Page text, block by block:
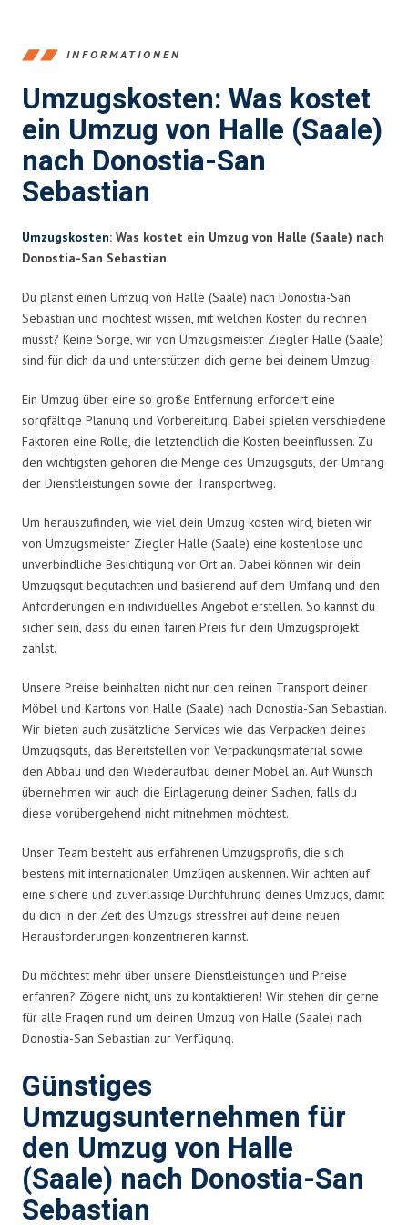
INFORMATIONEN
Umzugskosten: Was kostet
ein Umzug von Halle (Saale)
nach Donostia-San
Sebastian
Umzugskosten: Was kostet ein Umzug von Halle (Saale) nach
Donostia-San Sebastian
Du planst einen Umzug von Halle (Saale) nach Donostia-San
Sebastian und möchtest wissen, mit welchen Kosten du rechnen
musst? Keine Sorge, wir von Umzugsmeister Ziegler Halle (Saale)
sind für dich da und unterstützen dich gerne bei deinem Umzug!
Ein Umzug über eine so große Entfernung erfordert eine
sorgfältige Planung und Vorbereitung. Dabei spielen verschiedene
Faktoren eine Rolle, die letztendlich die Kosten beeinflussen. Zu
den wichtigsten gehören die Menge des Umzugsguts, der Umfang
der Dienstleistungen sowie der Transportweg.
Um herauszufinden, wie viel dein Umzug kosten wird, bieten wir
von Umzugsmeister Ziegler Halle (Saale) eine kostenlose und
unverbindliche Besichtigung vor Ort an. Dabei können wir dein
Umzugsgut begutachten und basierend auf dem Umfang und den
Anforderungen ein individuelles Angebot erstellen. So kannst du
sicher sein, dass du einen fairen Preis für dein Umzugsprojekt
zahlst.
Unsere Preise beinhalten nicht nur den reinen Transport deiner
Möbel und Kartons von Halle (Saale) nach Donostia-San Sebastian.
Wir bieten auch zusätzliche Services wie das Verpacken deines
Umzugsguts, das Bereitstellen von Verpackungsmaterial sowie
den Abbau und den Wiederaufbau deiner Möbel an. Auf Wunsch
übernehmen wir auch die Einlagerung deiner Sachen, falls du
diese vorübergehend nicht mitnehmen möchtest.
Unser Team besteht aus erfahrenen Umzugsprofis, die sich
bestens mit internationalen Umzügen auskennen. Wir achten auf
eine sichere und zuverlässige Durchführung deines Umzugs, damit
du dich in der Zeit des Umzugs stressfrei auf deine neuen
Herausforderungen konzentrieren kannst.
Du möchtest mehr über unsere Dienstleistungen und Preise
erfahren? Zögere nicht, uns zu kontaktieren! Wir stehen dir gerne
für alle Fragen rund um deinen Umzug von Halle (Saale) nach
Donostia-San Sebastian zur Verfügung.
Günstiges
Umzugsunternehmen für
den Umzug von Halle
(Saale) nach Donostia-San
Sebastian